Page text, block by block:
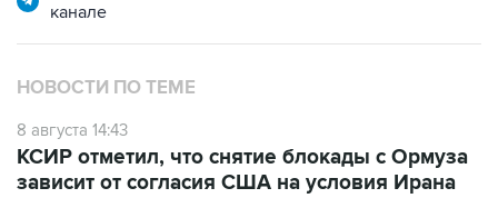
канале
НОВОСТИ ПО ТЕМЕ
8 августа 14:43
КСИР отметил, что снятие блокады с Ормуза
зависит от согласия США на условия Ирана